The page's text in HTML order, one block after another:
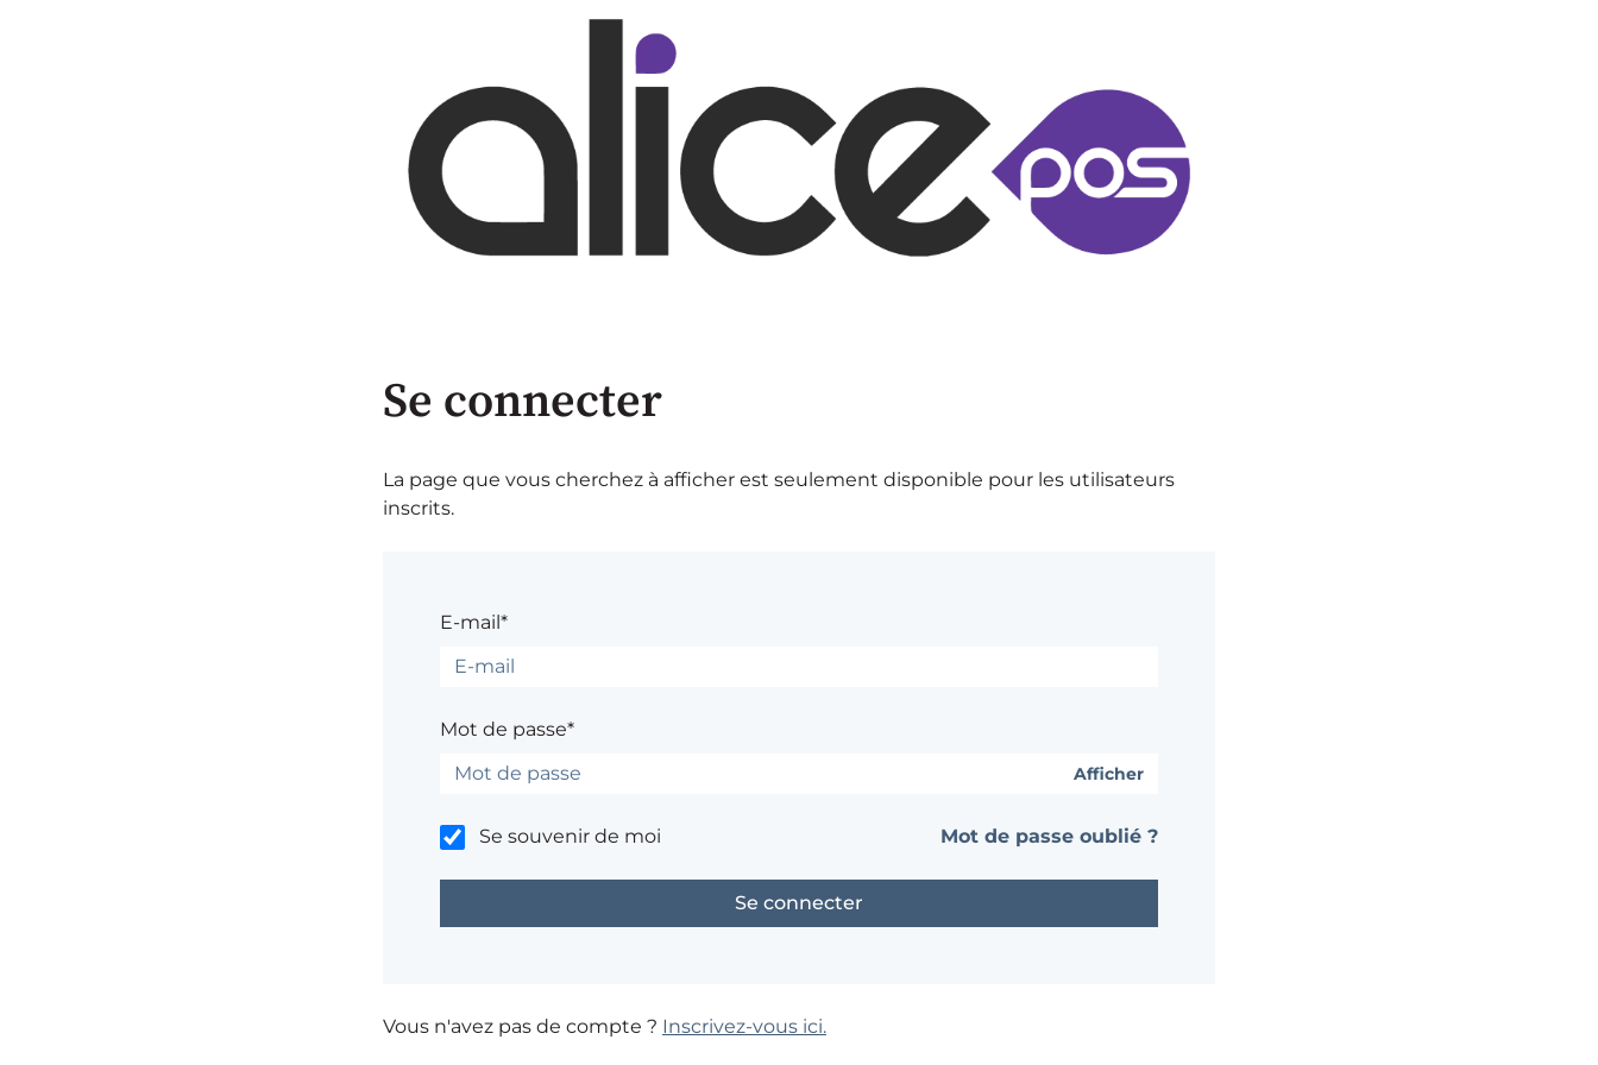
Se connecter
La page que vous cherchez à afficher est seulement disponible pour les utilisateurs
inscrits.
E-mail*
Mot de passe*
Afficher
Se souvenir de moi Mot de passe oublié ?
Vous n'avez pas de compte ? Inscrivez-vous ici.